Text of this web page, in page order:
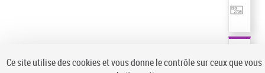
Ce site utilise des cookies et vous donne le contrôle sur ceux que vous